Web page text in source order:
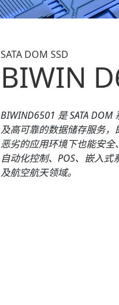
SATA DOM SSD
BIWIN
BIWIND6501 是 SATA
及高可靠的数据储存服务
恶劣的应用环境下也能安
自动化控制、POS、嵌入
及航空航天领域。